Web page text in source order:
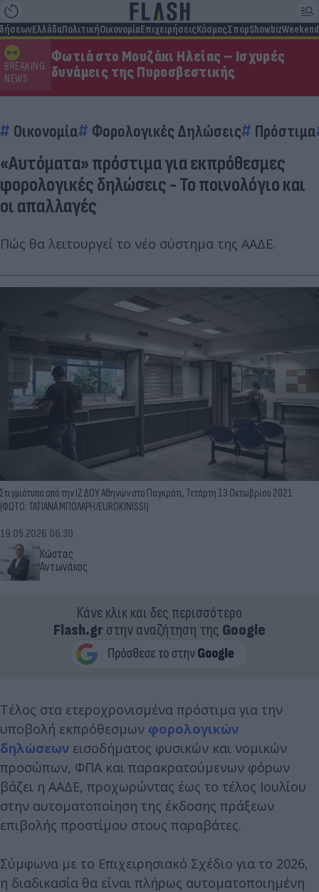
ΕλλάδαΠολιτικήΟικονομίαΕπιχειρήσειςΚόσμοςΣπορShowbizWeekend
BREAKING
NEWS
Φωτιά στο Μουζάκι Ηλείας – Ισχυρές
δυνάμεις της Πυροσβεστικής
Οικονομία Φορολογικές Δηλώσεις Πρόστιμα
«Αυτόματα» πρόστιμα για εκπρόθεσμες
φορολογικές δηλώσεις - Το ποινολόγιο και
οι απαλλαγές
Πώς θα λειτουργεί το νέο σύστημα της ΑΑΔΕ.
Στιγμιότυπα από την ΙΖ ΔΟΥ Αθηνών στο Παγκράτι, Τετάρτη 13 Οκτωβρίου 2021
(ΦΩΤΟ: ΤΑΤΙΑΝΑ ΜΠΟΛΑΡΗ/EUROKINISSI)
Κώστας
Αντωνάκος
19.05.2026 06:30
Κάνε κλικ και δες περισσότερο
Flash.grστην αναζήτηση της Google
Τέλος στα ετεροχρονισμένα πρόστιμα για την
υποβολή εκπρόθεσμων φορολογικών
δηλώσεων εισοδήματος φυσικών και νομικών
προσώπων, ΦΠΑ και παρακρατούμενων φόρων
βάζει η ΑΑΔΕ, προχωρώντας έως το τέλος Ιουλίου
στην αυτοματοποίηση της έκδοσης πράξεων
επιβολής προστίμου στους παραβάτες.
Σύμφωνα με το Επιχειρησιακό Σχέδιο για το 2026,
η διαδικασία θα είναι πλήρως αυτοματοποιημένη